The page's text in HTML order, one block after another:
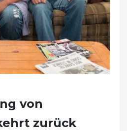
von
zurück